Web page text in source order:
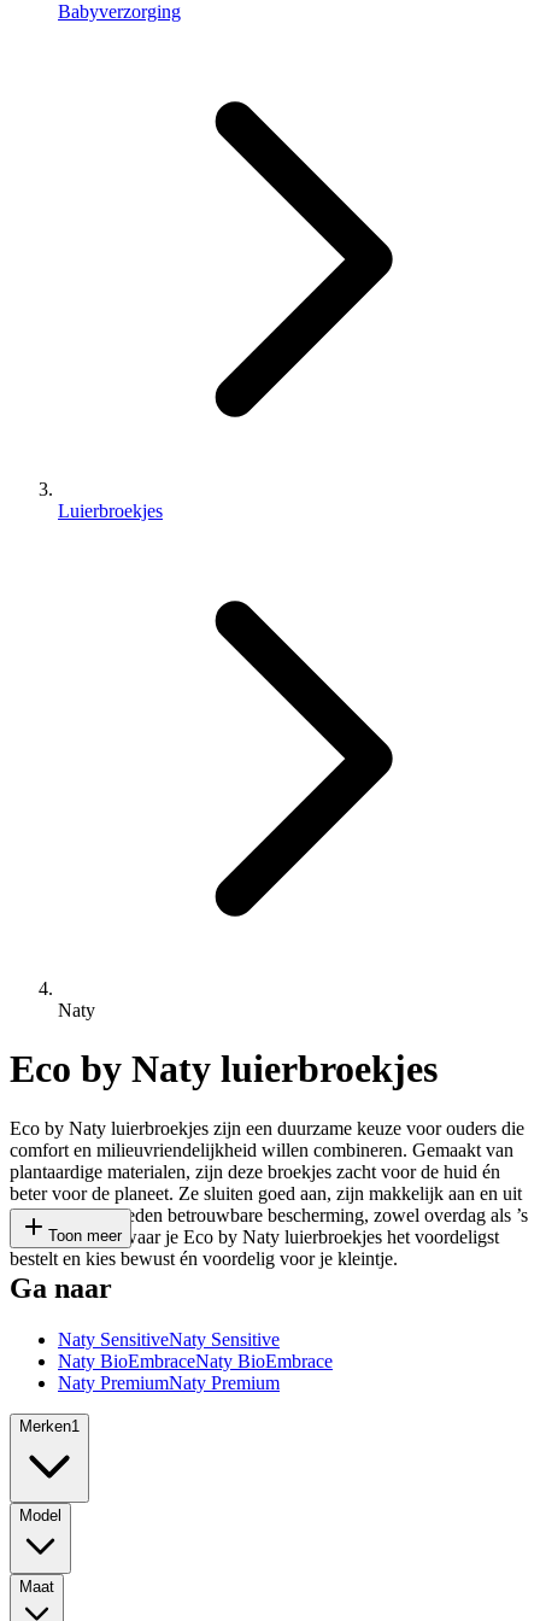
Babyverzorging
Luierbroekjes
Naty
Eco by Naty luierbroekjes
Eco by Naty luierbroekjes zijn een duurzame keuze voor ouders die
comfort en milieuvriendelijkheid willen combineren. Gemaakt van
plantaardige materialen, zijn deze broekjes zacht voor de huid én
beter voor de planeet. Ze sluiten goed aan, zijn makkelijk aan en uit
te trekken en bieden betrouwbare bescherming, zowel overdag als ’s
nachts. Bekijk waar je Eco by Naty luierbroekjes het voordeligst
bestelt en kies bewust én voordelig voor je kleintje.
Toon meer
Ga naar
Naty SensitiveNaty Sensitive
Naty BioEmbraceNaty BioEmbrace
Naty PremiumNaty Premium
Merken1
Model
Maat